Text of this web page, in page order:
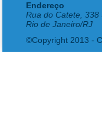
Endereço
Rua do Catete,
Rio de Janeiro/RJ
©Copyright 2013 -